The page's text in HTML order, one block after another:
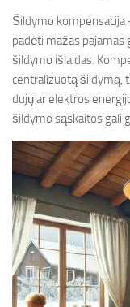
Šildymo kompensacija
padėti mažas
šildymo išlaidas.
centralizuotą šildymą,
dujų ar elektros
šildymo sąskaitos gali